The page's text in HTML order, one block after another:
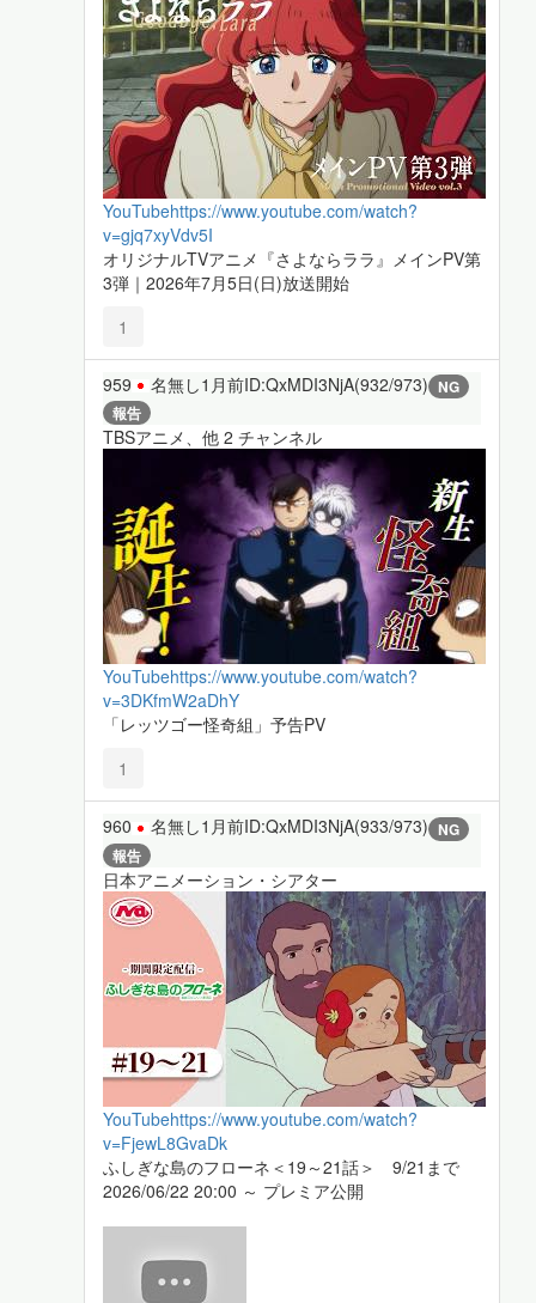
YouTubehttps://www.youtube.com/watch?
v=gjq7xyVdv5I
オリジナルTVアニメ『さよならララ』メインPV第
3弾｜2026年7月5日(日)放送開始
1
959 名無し1月前ID:QxMDI3NjA(932/973) NG
報告
TBSアニメ、他 2 チャンネル
YouTubehttps://www.youtube.com/watch?
v=3DKfmW2aDhY
「レッツゴー怪奇組」予告PV
1
960 名無し1月前ID:QxMDI3NjA(933/973) NG
報告
日本アニメーション・シアター
YouTubehttps://www.youtube.com/watch?
v=FjewL8GvaDk
ふしぎな島のフローネ＜19～21話＞ 9/21まで
2026/06/22 20:00 ～ プレミア公開